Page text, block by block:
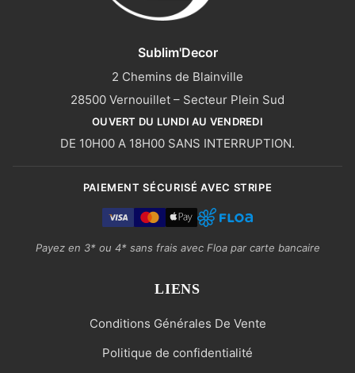
Sublim'Decor
2 Chemins de Blainville
28500 Vernouillet – Secteur Plein Sud
OUVERT DU LUNDI AU VENDREDI
DE 10H00 A 18H00 SANS INTERRUPTION.
PAIEMENT SÉCURISÉ AVEC STRIPE
Payez en 3* ou 4* sans frais avec Floa par carte bancaire
LIENS
Conditions Générales De Vente
Politique de confidentialité